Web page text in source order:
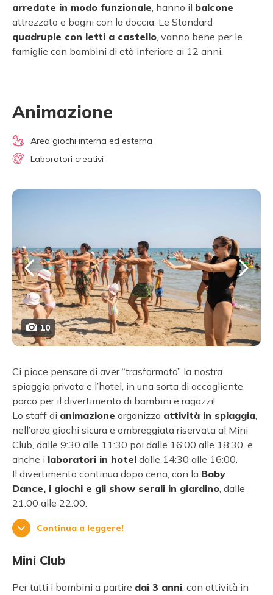
arredate in modo funzionale , hanno il balcone
attrezzato e bagni con la doccia. Le Standard
quadruple con letti a castello , vanno bene per le
famiglie con bambini di età inferiore ai 12 anni.
Animazione
Area giochi interna ed esterna
Laboratori creativi
10
Ci piace pensare di aver “trasformato” la nostra
spiaggia privata e l’hotel, in una sorta di accogliente
parco per il divertimento di bambini e ragazzi!
Lo staff di animazione organizza attività in spiaggia,
nell’area giochi sicura e ombreggiata riservata al Mini
Club, dalle 9:30 alle 11:30 poi dalle 16:00 alle 18:30, e
anche i laboratori in hotel dalle 14:30 alle 16:00.
Il divertimento continua dopo cena, con la Baby
Dance, i giochi e gli show serali in giardino, dalle
21:00 alle 22:00.
Continua a leggere!
Mini Club
Per tutti i bambini a partire dai 3 anni, con attività in